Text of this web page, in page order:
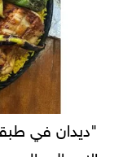
"ديدان في